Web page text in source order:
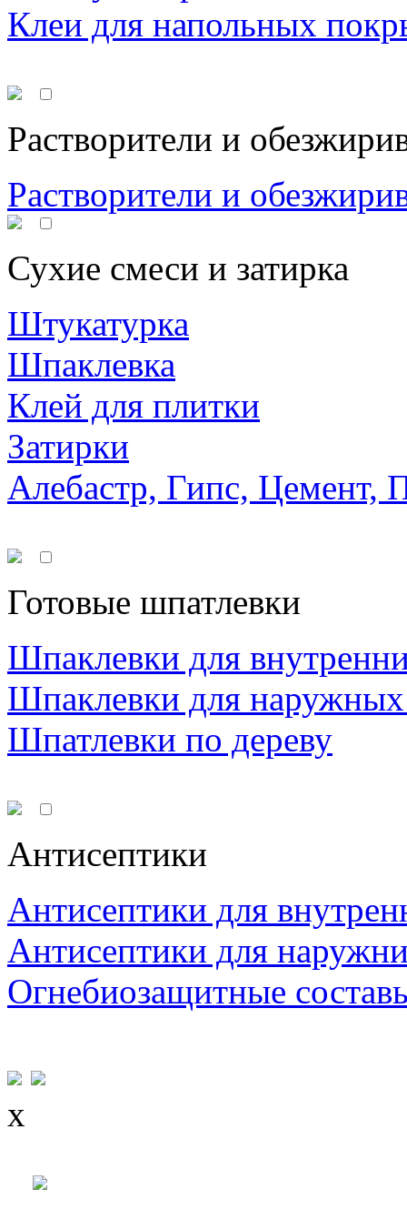
Клеи для напольных
Растворители и
Растворители и
Сухие смеси и затирка
Штукатурка
Шпаклевка
Клей для плитки
Затирки
Алебастр, Гипс, Цемент,
Готовые шпатлевки
Шпаклевки для
Шпаклевки для наружных
Шпатлевки по дереву
Антисептики
Антисептики для
Антисептики для
Огнебиозащитные
x